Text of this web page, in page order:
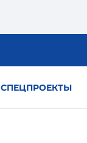
СПЕЦПРОЕКТЫ